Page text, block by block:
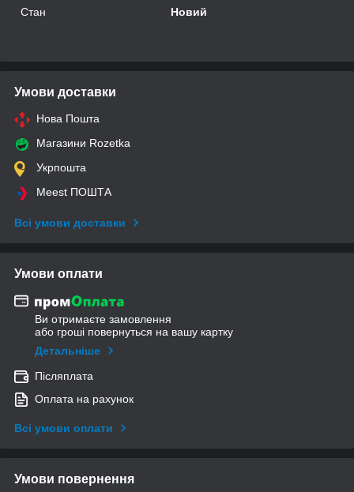
Стан
Новий
Умови доставки
Нова Пошта
Магазини Rozetka
Укрпошта
Meest ПОШТА
Всі умови доставки
Умови оплати
Ви отримаєте замовлення
або гроші повернуться на вашу картку
Детальніше
Післяплата
Оплата на рахунок
Всі умови оплати
Умови повернення